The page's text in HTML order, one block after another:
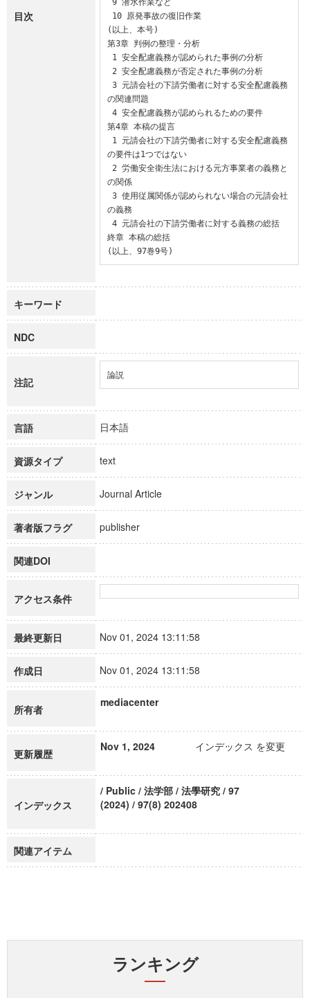
目次
(以上、本号)
第3章 判例の整理・分析
の関連問題
第4章 本稿の提言
の要件は1つではない
の関係
の義務
終章 本稿の総括
(以上、97巻9号)
キーワード
NDC
注記
論説
言語 日本語
資源タイプ text
ジャンル Journal Article
著者版フラグ publisher
関連DOI
アクセス条件
最終更新日 Nov 01, 2024 13:11:58
作成日 Nov 01, 2024 13:11:58
所有者
mediacenter
更新履歴
Nov 1, 2024 インデックス を変更
インデックス
/ Public / 法学部 / 法學研究 / 97
(2024) / 97(8) 202408
関連アイテム
ランキング